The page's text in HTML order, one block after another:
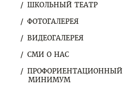
ШКОЛЬНЫЙ ТЕАТР
ФОТОГАЛЕРЕЯ
ВИДЕОГАЛЕРЕЯ
СМИ О НАС
ПРОФОРИЕНТАЦИОННЫЙ
МИНИМУМ